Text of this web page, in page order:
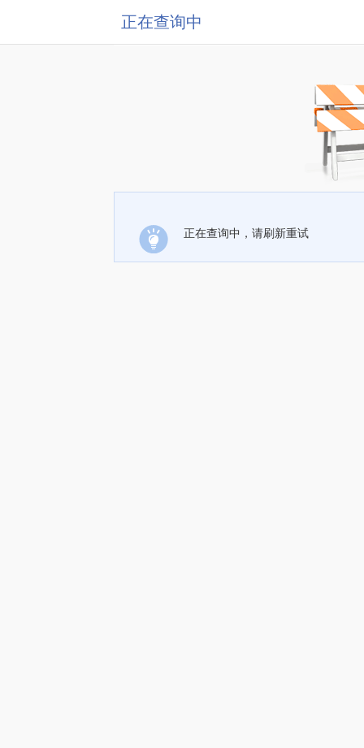
正在查询中
正在查询中，请刷新重试